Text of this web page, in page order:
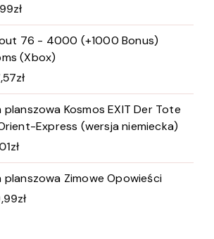
zł
76 - 4000 (+1000 Bonus)
(Xbox)
zł
planszowa Kosmos EXIT Der Tote
Express (wersja niemiecka)
zł
planszowa Zimowe Opowieści
zł